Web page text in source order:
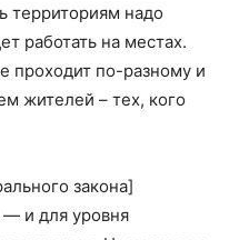
территориям надо
работать на местах.
проходит по-разному и
жителей – тех, кого
закона]
и для уровня